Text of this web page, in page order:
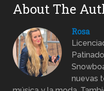
About The
Rosa
nuevas